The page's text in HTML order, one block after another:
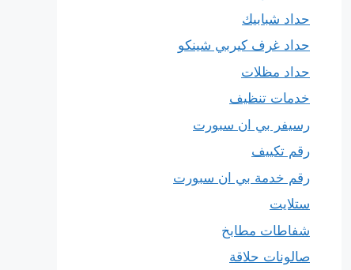
حداد شبابيك
حداد غرف كيربي شينكو
حداد مظلات
خدمات تنظيف
رسيفر بي ان سبورت
رقم تكييف
رقم خدمة بي ان سبورت
ستلايت
شفاطات مطابخ
صالونات حلاقة